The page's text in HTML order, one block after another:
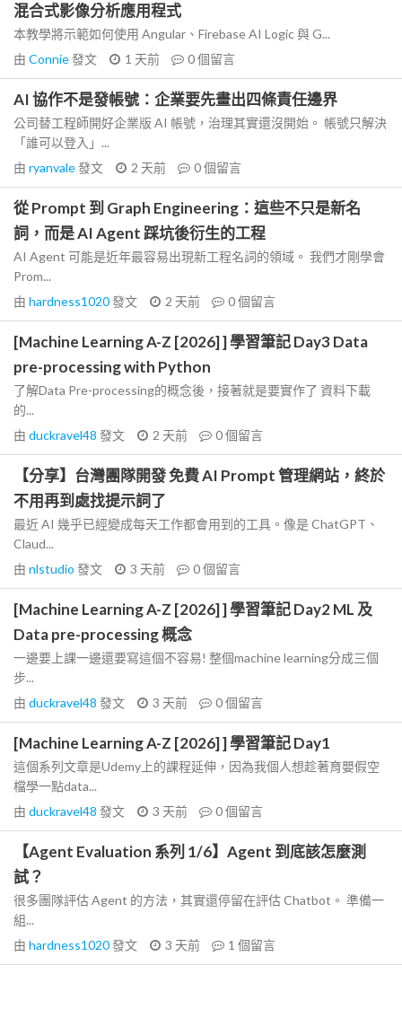
混合式影像分析應用程式
本教學將示範如何使用 Angular、Firebase AI Logic 與 G...
由 Connie發文 1 天前 0個留言
AI 協作不是發帳號：企業要先畫出四條責任邊界
公司替工程師開好企業版 AI 帳號，治理其實還沒開始。 帳號只解決
「誰可以登入」...
由 ryanvale發文 2 天前 0個留言
從 Prompt 到 Graph Engineering：這些不只是新名
詞，而是 AI Agent 踩坑後衍生的工程
AI Agent 可能是近年最容易出現新工程名詞的領域。 我們才剛學會
Prom...
由 hardness1020發文 2 天前 0個留言
[Machine Learning A-Z [2026] ] 學習筆記 Day3 Data
pre-processing with Python
了解Data Pre-processing的概念後，接著就是要實作了 資料下載
的...
由 duckravel48 發文 2 天前 0個留言
【分享】台灣團隊開發 免費 AI Prompt 管理網站，終於
不用再到處找提示詞了
最近 AI 幾乎已經變成每天工作都會用到的工具。像是 ChatGPT、
Claud...
由 nlstudio 發文 3 天前 0個留言
[Machine Learning A-Z [2026] ] 學習筆記 Day2 ML 及
Data pre-processing 概念
一邊要上課一邊還要寫這個不容易! 整個machine learning分成三個
步...
由 duckravel48 發文 3 天前 0個留言
[Machine Learning A-Z [2026] ] 學習筆記 Day1
這個系列文章是Udemy上的課程延伸，因為我個人想趁著育嬰假空
檔學一點data...
由 duckravel48 發文 3 天前 0個留言
【Agent Evaluation 系列 1/6】Agent 到底該怎麼測
試？
很多團隊評估 Agent 的方法，其實還停留在評估 Chatbot。 準備一
組...
由 hardness1020發文 3 天前 1 個留言